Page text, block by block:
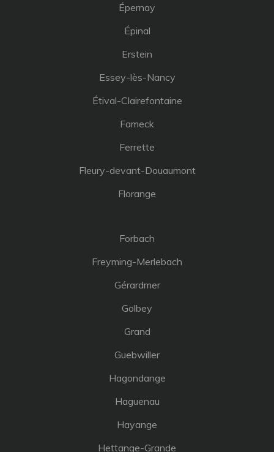
Épernay
Épinal
Erstein
Essey-lès-Nancy
Étival-Clairefontaine
Fameck
Ferrette
Fleury-devant-Douaumont
Florange
Forbach
Freyming-Merlebach
Gérardmer
Golbey
Grand
Guebwiller
Hagondange
Haguenau
Hayange
Hettange-Grande